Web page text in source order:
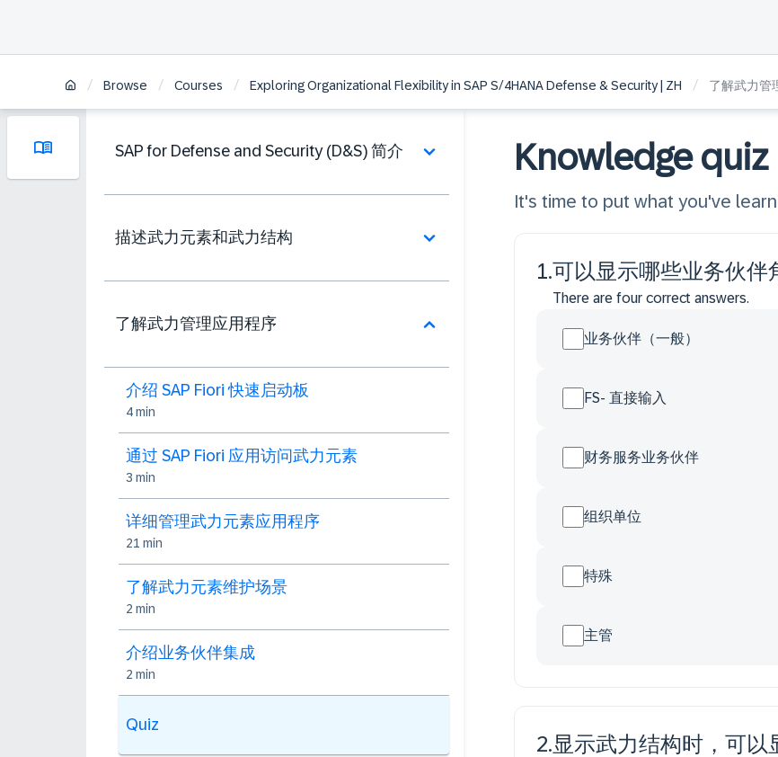
/ Browse / Courses / Exploring Organizational Flexibility in SAP S/4HANA Defense & Security | ZH / 了解武力管
SAP for Defense and Security (D&S) 简介
描述武力元素和武力结构
了解武力管理应用程序
介绍 SAP Fiori 快速启动板
4 min
通过 SAP Fiori 应用访问武力元素
3 min
详细管理武力元素应用程序
21 min
了解武力元素维护场景
2 min
介绍业务伙伴集成
2 min
Quiz
Knowledge quiz
It's time to put what you've
1.可以显示哪些业务伙伴
There are four correct answers.
业务伙伴（一般）
FS- 直接输入
财务服务业务伙伴
组织单位
特殊
主管
2.显示武力结构时，可以